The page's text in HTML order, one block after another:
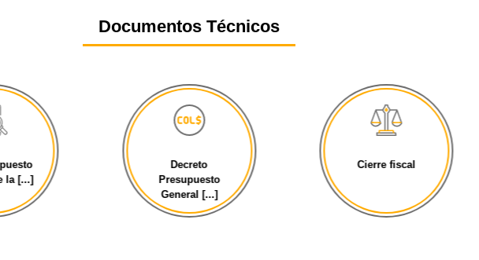
Documentos Técnicos
la [...]
Decreto
Presupuesto
General [...]
Cierre fiscal